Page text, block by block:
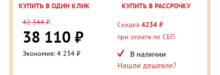
КУПИТЬ В ОДИН КЛИК
КУПИТЬ В РАССРОЧКУ
42 344 ₽
38 110 ₽
Экономия: 4 234 ₽
Скидка 4234 ₽
при оплате по СБП
В наличии
Нашли дешевле?